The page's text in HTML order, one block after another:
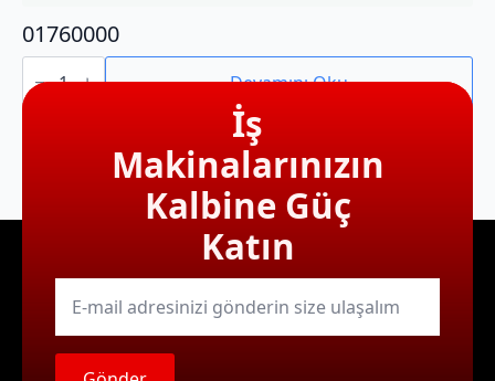
01760000
01760000
adet Devamını Oku
İş
Makinalarınızın
Kalbine Güç
Katın
E-
mail